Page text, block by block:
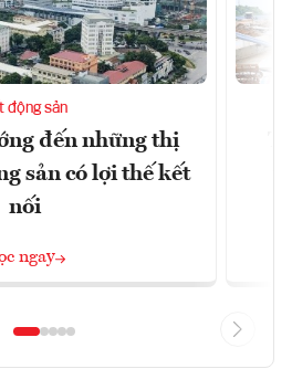
động sản
đến những thị
sản có lợi thế kết
nối
ngay